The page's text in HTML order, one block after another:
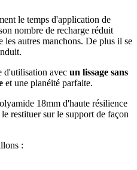
le temps d'application de
nombre de recharge réduit
les autres manchons. De plus il se
d'utilisation avec un lissage sans
et une planéité parfaite.
18mm d'haute résilience
restituer sur le support de façon
: